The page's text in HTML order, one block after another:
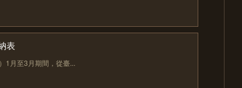
表
1月至3月期間，從臺...